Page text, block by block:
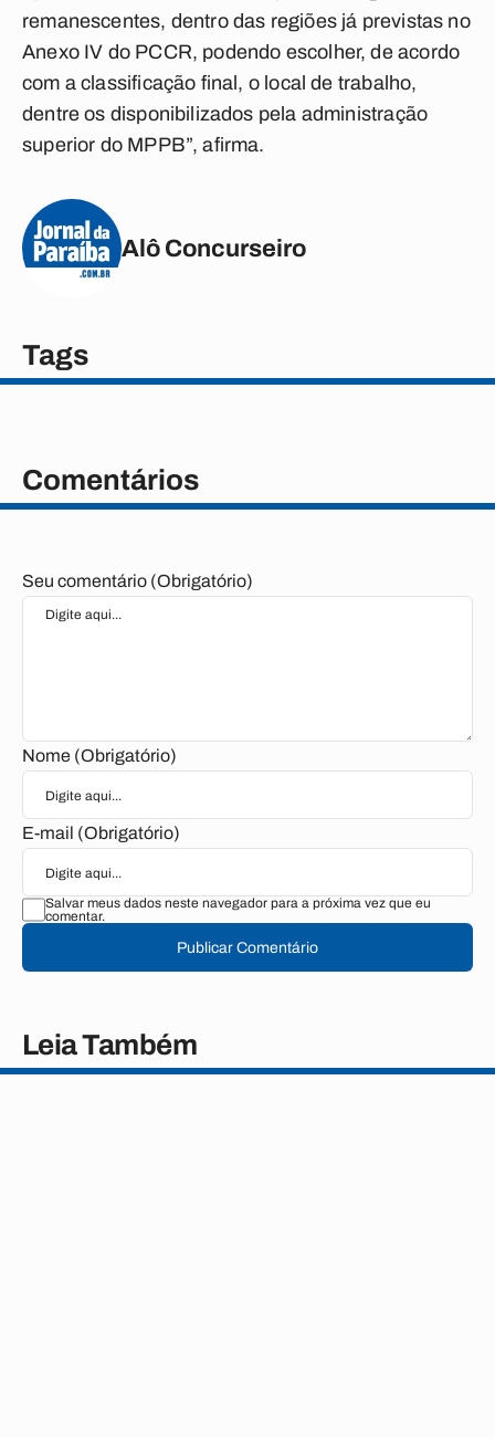
remanescentes, dentro das regiões já previstas no
Anexo IV do PCCR, podendo escolher, de acordo
com a classificação final, o local de trabalho,
dentre os disponibilizados pela administração
superior do MPPB”, afirma.
Alô Concurseiro
Tags
Comentários
Seu comentário (Obrigatório)
Nome (Obrigatório)
E-mail (Obrigatório)
Salvar meus dados neste navegador para a próxima vez que eu
comentar.
Publicar Comentário
Leia Também